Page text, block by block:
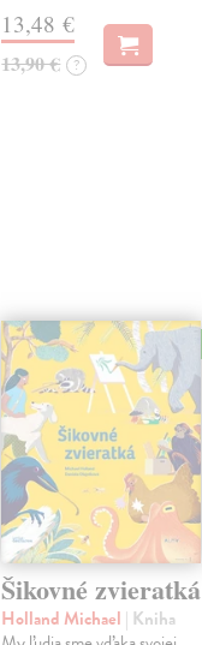
13,48 €
13,90 € ?
Šikovné zvieratká
Holland Michael | Kniha